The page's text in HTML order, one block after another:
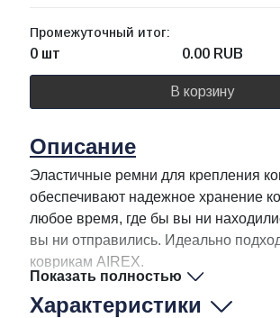
Промежуточный итог:
0 шт 0.00 RUB
В корзину
Описание
Эластичные ремни для крепления
обеспечивают надежное хранение
любое время, где бы вы ни
вы ни отправились. Идеально
коврикам AIREX.
Показать полностью
Характеристики